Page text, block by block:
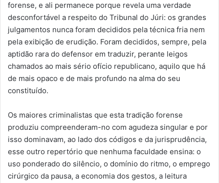
forense, e ali permanece porque revela uma verdade
desconfortável a respeito do Tribunal do Júri: os grandes
julgamentos nunca foram decididos pela técnica fria nem
pela exibição de erudição. Foram decididos, sempre, pela
aptidão rara do defensor em traduzir, perante leigos
chamados ao mais sério ofício republicano, aquilo que há
de mais opaco e de mais profundo na alma do seu
constituído.
Os maiores criminalistas que esta tradição forense
produziu compreenderam-no com agudeza singular e por
isso dominavam, ao lado dos códigos e da jurisprudência,
esse outro repertório que nenhuma faculdade ensina: o
uso ponderado do silêncio, o domínio do ritmo, o emprego
cirúrgico da pausa, a economia dos gestos, a leitura